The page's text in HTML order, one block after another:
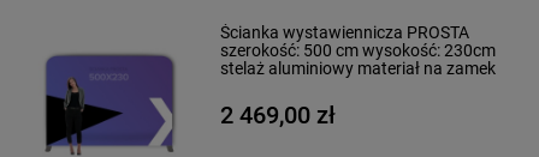
Ścianka wystawiennicza PROSTA
szerokość: 500 cm wysokość: 230cm
stelaż aluminiowy materiał na zamek
2 469,00 zł